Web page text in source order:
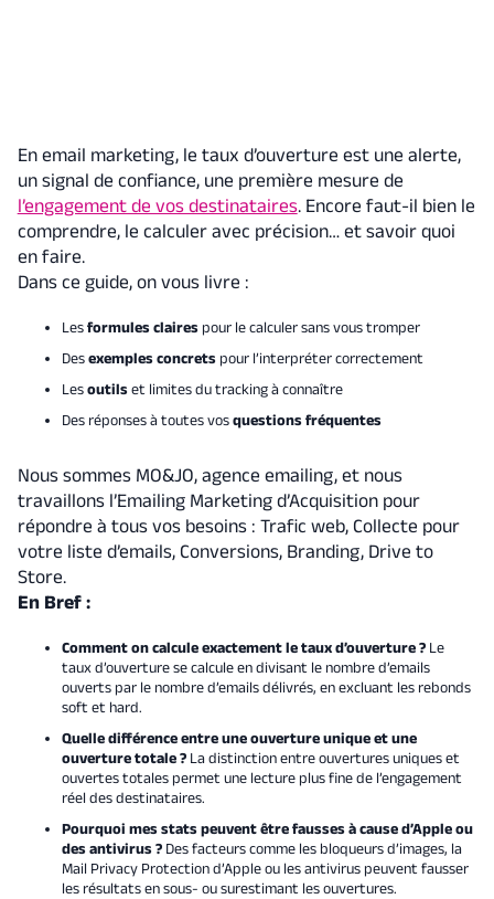
En email marketing, le taux d’ouverture est une alerte,
un signal de confiance, une première mesure de
l’engagement de vos destinataires. Encore faut-il bien le
comprendre, le calculer avec précision… et savoir quoi
en faire.
Dans ce guide, on vous livre :
Lesformules claires pour le calculer sans vous tromper
Desexemples concrets pour l’interpréter correctement
Lesoutils et limites du tracking à connaître
Des réponses à toutes vosquestions fréquentes
Nous sommes MO&JO, agence emailing, et nous
travaillons l’Emailing Marketing d’Acquisition pour
répondre à tous vos besoins : Trafic web, Collecte pour
votre liste d’emails, Conversions, Branding, Drive to
Store.
En Bref :
Comment on calcule exactement le taux d’ouverture ?Le
taux d’ouverture se calcule en divisant le nombre d’emails
ouverts par le nombre d’emails délivrés, en excluant les rebonds
soft et hard.
Quelle différence entre une ouverture unique et une
ouverture totale ?La distinction entre ouvertures uniques et
ouvertes totales permet une lecture plus fine de l’engagement
réel des destinataires.
Pourquoi mes stats peuvent être fausses à cause d’Apple ou
des antivirus ?Des facteurs comme les bloqueurs d’images, la
Mail Privacy Protection d’Apple ou les antivirus peuvent fausser
les résultats en sous- ou surestimant les ouvertures.